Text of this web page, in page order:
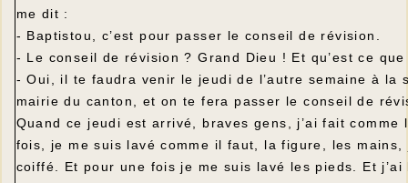
me dit :
- Baptistou, c’est pour passer le conseil de révision.
- Le conseil de révision ? Grand Dieu ! Et qu’est ce que
- Oui, il te faudra venir le jeudi de l’autre semaine à la
mairie du canton, et on te fera passer le conseil de
Quand ce jeudi est arrivé, braves gens, j’ai fait comme
fois, je me suis lavé comme il faut, la figure, les mains,
coiffé. Et pour une fois je me suis lavé les pieds. Et